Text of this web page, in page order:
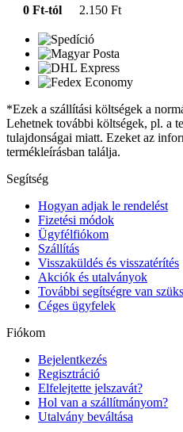
0 Ft-tól
2.150 Ft
*Ezek a szállítási költségek a
Lehetnek további költségek, pl. a
tulajdonságai miatt. Ezeket az
termékleírásban találja.
Segítség
Hogyan adjak le rendelést
Fizetési módok
Ügyfélfiókom
Szállítás
Visszaküldés és visszatérítés
Akciók és utalványok
További segítségre van
Céges ügyfelek
Fiókom
Bejelentkezés
Regisztráció
Elfelejtette jelszavát?
Hol van a szállítmányom?
Utalvány beváltása